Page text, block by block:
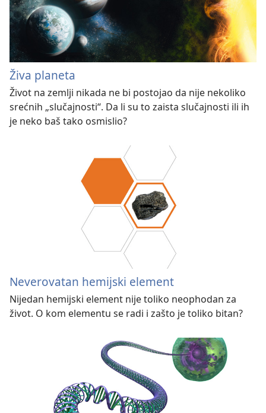
Živa planeta
Život na zemlji nikada ne bi postojao da nije nekoliko
srećnih „slučajnosti“. Da li su to zaista slučajnosti ili ih
je neko baš tako osmislio?
Neverovatan hemijski element
Nijedan hemijski element nije toliko neophodan za
život. O kom elementu se radi i zašto je toliko bitan?